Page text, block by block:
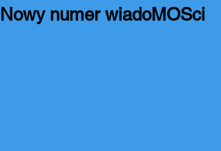
Nowy numer wiadoMOSci